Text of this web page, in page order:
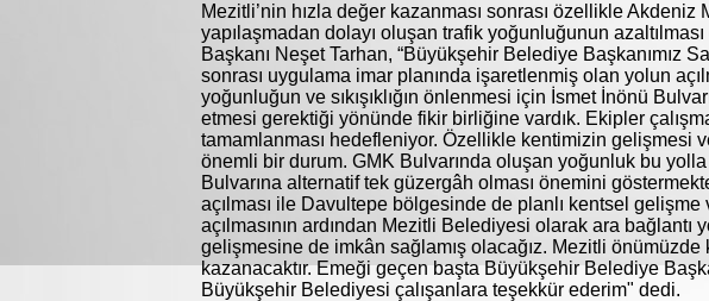
Mezitli’nin hızla değer kazanması sonrası özellikle
yapılaşmadan dolayı oluşan trafik yoğunluğunun
Başkanı Neşet Tarhan, “Büyükşehir Belediye Başkanımız
sonrası uygulama imar planında işaretlenmiş olan yolun
yoğunluğun ve sıkışıklığın önlenmesi için İsmet İnönü
etmesi gerektiği yönünde fikir birliğine vardık. Ekipler
tamamlanması hedefleniyor. Özellikle kentimizin gelişmesi
önemli bir durum. GMK Bulvarında oluşan yoğunluk bu
Bulvarına alternatif tek güzergâh olması önemini
açılması ile Davultepe bölgesinde de planlı kentsel
açılmasının ardından Mezitli Belediyesi olarak ara bağlantı
gelişmesine de imkân sağlamış olacağız. Mezitli
kazanacaktır. Emeği geçen başta Büyükşehir Belediye
Büyükşehir Belediyesi çalışanlara teşekkür ederim" dedi.